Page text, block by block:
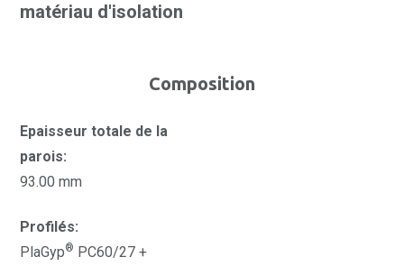
matériau d'isolation
Composition
Epaisseur totale de la
parois:
93.00 mm
Profilés:
PlaGyp® PC60/27 +